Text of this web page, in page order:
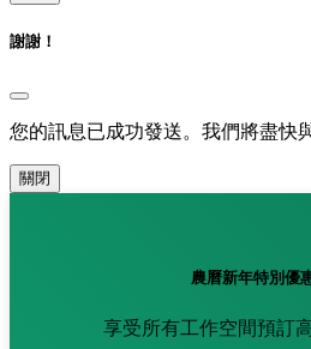
謝謝！
您的訊息已成功發送。我們將盡快
關閉
農曆新年特別優
享受所有工作空間預訂